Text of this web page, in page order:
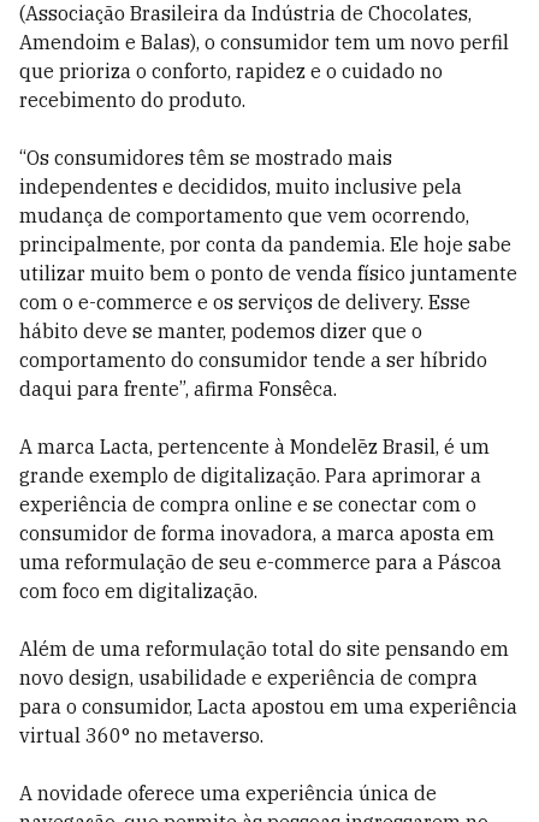
(Associação Brasileira da Indústria de Chocolates,
Amendoim e Balas), o consumidor tem um novo perfil
que prioriza o conforto, rapidez e o cuidado no
recebimento do produto.
“Os consumidores têm se mostrado mais
independentes e decididos, muito inclusive pela
mudança de comportamento que vem ocorrendo,
principalmente, por conta da pandemia. Ele hoje sabe
utilizar muito bem o ponto de venda físico juntamente
com o e-commerce e os serviços de delivery. Esse
hábito deve se manter, podemos dizer que o
comportamento do consumidor tende a ser híbrido
daqui para frente”, afirma Fonsêca.
A marca Lacta, pertencente à Mondelēz Brasil, é um
grande exemplo de digitalização. Para aprimorar a
experiência de compra online e se conectar com o
consumidor de forma inovadora, a marca aposta em
uma reformulação de seu e-commerce para a Páscoa
com foco em digitalização.
Além de uma reformulação total do site pensando em
novo design, usabilidade e experiência de compra
para o consumidor, Lacta apostou em uma experiência
virtual 360° no metaverso.
A novidade oferece uma experiência única de